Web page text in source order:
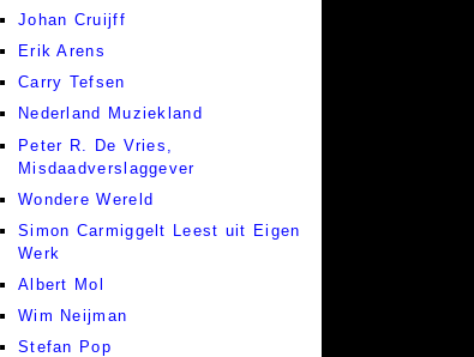
Johan Cruijff
Erik Arens
Carry Tefsen
Nederland Muziekland
Peter R. De Vries,
Misdaadverslaggever
Wondere Wereld
Simon Carmiggelt Leest uit Eigen
Werk
Albert Mol
Wim Neijman
Stefan Pop